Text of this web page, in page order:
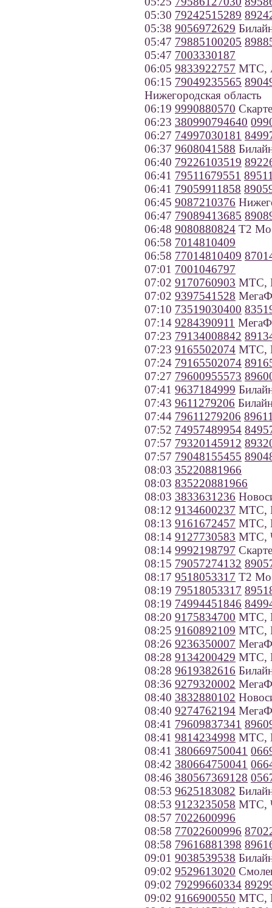
05:30 79242515289
05:38 9056972629
05:47 79885100205
05:47 7003330187
06:05 9833922757 МТС,
06:15 79049235565
Нижегородская область
06:19 9990880570
06:23 380990794640
06:27 74997030181
06:37 9608041588
06:40 79226103519
06:41 79511679551
06:41 79059911858
06:45 9087210376
06:47 79089413685
06:48 9080880824 Т2
06:58 7014810409
06:58 77014810409
07:01 7001046797
07:02 9170760903 МТС,
07:02 9397541528
07:10 73519030400
07:14 9284390911
07:23 79134008842
07:23 9165502074 МТС,
07:24 79165502074
07:27 79600955573
07:41 9637184999
07:43 9611279206
07:44 79611279206
07:52 74957489954
07:57 79320145912
07:57 79048155455
08:03 35220881966
08:03 835220881966
08:03 3833631236
08:12 9134600237 МТС,
08:13 9161672457 МТС,
08:14 9127730583 МТС,
08:14 9992198797
08:15 79057274132
08:17 9518053317 Т2
08:19 79518053317
08:19 74994451846
08:20 9175834700 МТС,
08:25 9160892109 МТС,
08:26 9236350007
08:28 9134200429 МТС,
08:28 9619382616
08:36 9279320002
08:40 3832880102
08:40 9274762194
08:41 79609837341
08:41 9814234998 МТС,
08:41 380669750041
08:42 380664750041
08:46 380567369128
08:53 9625183082
08:53 9123235058 МТС,
08:57 7022600996
08:58 77022600996
08:58 79616881398
09:01 9038539538
09:02 9529613020
09:02 79299660334
09:02 9166900550 МТС,